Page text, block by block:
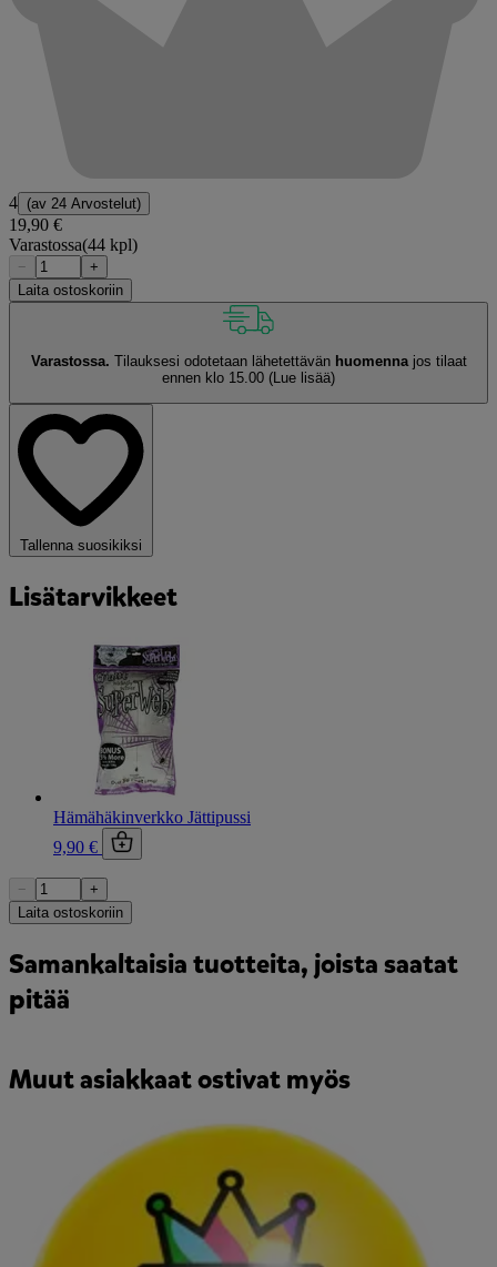
4 (av 24 Arvostelut)
19,90 €
Varastossa(44 kpl)
−
+
Laita ostoskoriin
Varastossa. Tilauksesi odotetaan lähetettävän huomennajos tilaat
ennen klo 15.00 (Lue lisää)
Tallenna suosikiksi
Lisätarvikkeet
Hämähäkinverkko Jättipussi
9,90 €
−
+
Laita ostoskoriin
Samankaltaisia tuotteita, joista saatat
pitää
Muut asiakkaat ostivat myös